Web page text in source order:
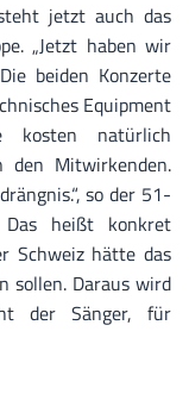
jetzt auch das
„Jetzt haben wir
beiden Konzerte
Equipment
kosten natürlich
den Mitwirkenden.
so der 51-
Das heißt konkret
Schweiz hätte das
sollen. Daraus wird
der Sänger, für